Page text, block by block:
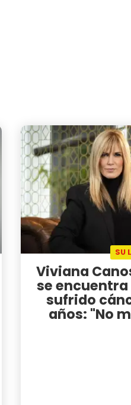
SU
Viviana
se
sufrido
años: "No